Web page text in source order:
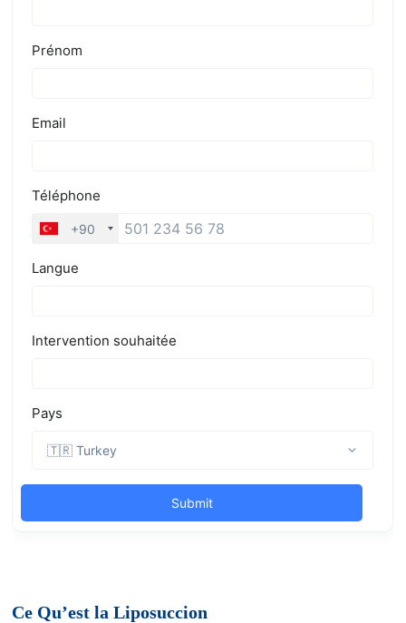
Ce Qu’est la Liposuccion